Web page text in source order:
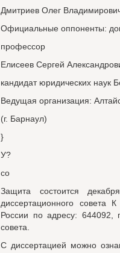
Дмитриев Олег
Официальные оппоненты:
профессор
Елисеев Сергей
кандидат юридических наук
Ведущая организация:
(г. Барнаул)
}
У?
со
Защита состоится
диссертационного
России по адресу:
совета.
С диссертацией можно